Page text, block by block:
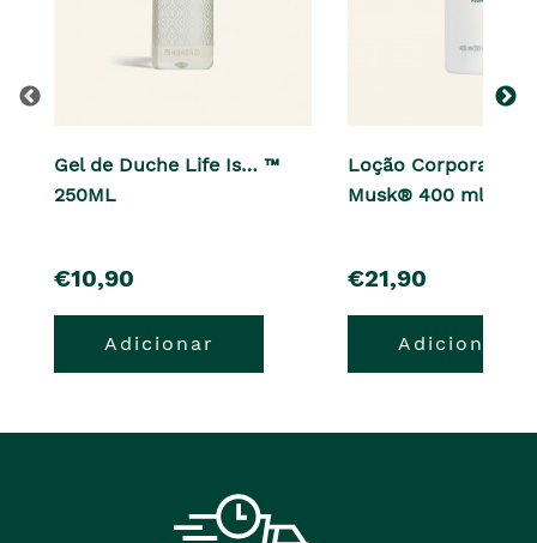
Gel de Duche Life Is… ™
250ML
pre�o
€10,90
Adicionar
Loção Corporal de
Musk® 400 ml
pre�o
€21,90
Adicionar